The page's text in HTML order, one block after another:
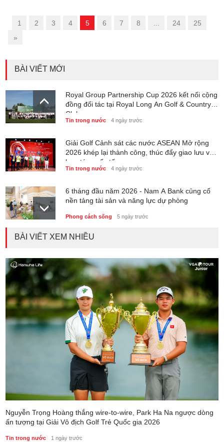
1 2 3 4 5 6 7 8 ... 24
25
»
BÀI VIẾT MỚI
Royal Group Partnership Cup 2026 kết nối cộng
đồng đối tác tại Royal Long An Golf & Country
Club
Tin trong nước 4 ngày trước
Giải Golf Cảnh sát các nước ASEAN Mở rộng
2026 khép lại thành công, thúc đẩy giao lưu và
hợp tác quốc tế
Tin trong nước 4 ngày trước
6 tháng đầu năm 2026 - Nam A Bank củng cố
nền tảng tài sản và năng lực dự phòng
Phong cách sống 5 ngày trước
Thành lập Trung tâm Giải mã lượng tử Quang
Phong cách sống 5 ngày trước
BÀI VIẾT XEM NHIỀU
Nguyễn Trọng Hoàng thắng wire-to-wire, Park Ha Na ngược dòng
ấn tượng tại Giải Vô địch Golf Trẻ Quốc gia 2026
Tin trong nước 1 ngày trước